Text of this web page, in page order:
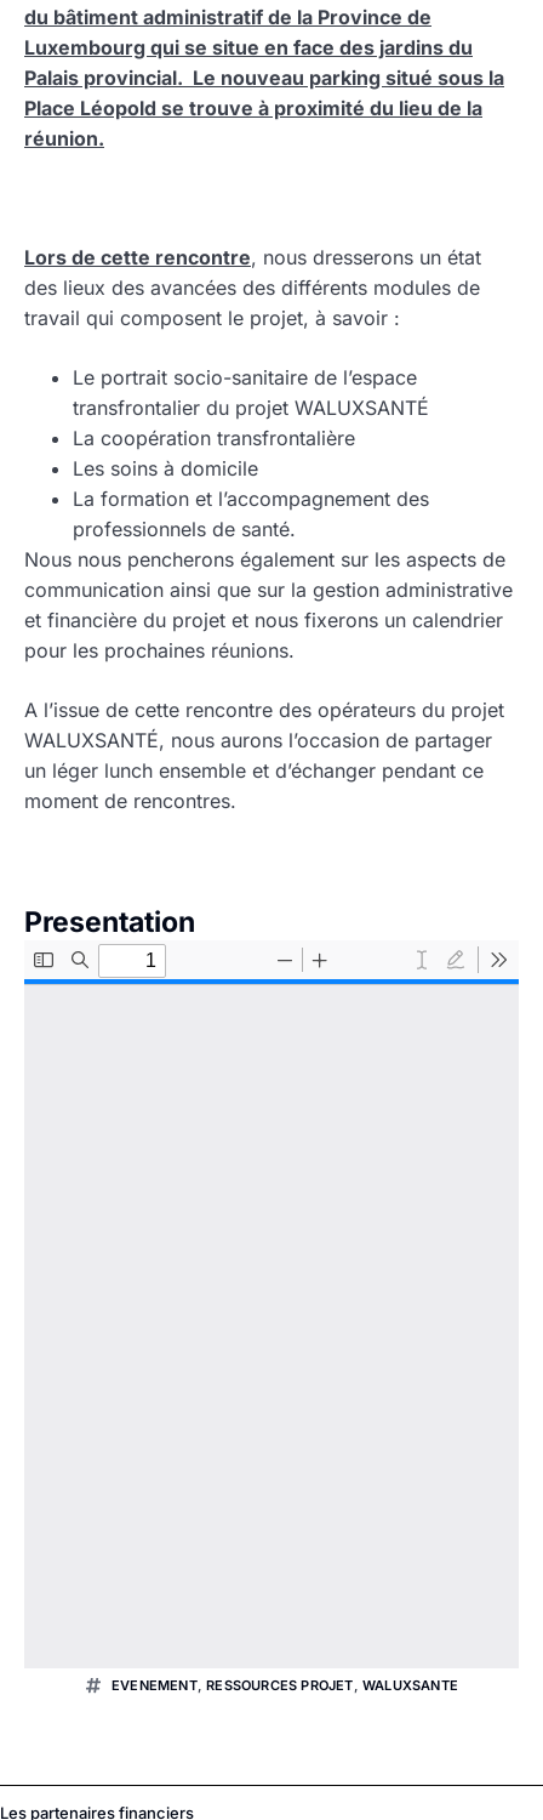
du bâtiment administratif de la Province de
Luxembourg qui se situe en face des jardins du
Palais provincial. Le nouveau parking situé sous la
Place Léopold se trouve à proximité du lieu de la
réunion.
Lors de cette rencontre, nous dresserons un état
des lieux des avancées des différents modules de
travail qui composent le projet, à savoir :
Le portrait socio-sanitaire de l’espace
transfrontalier du projet WALUXSANTÉ
La coopération transfrontalière
Les soins à domicile
La formation et l’accompagnement des
professionnels de santé.
Nous nous pencherons également sur les aspects de
communication ainsi que sur la gestion administrative
et financière du projet et nous fixerons un calendrier
pour les prochaines réunions.
A l’issue de cette rencontre des opérateurs du projet
WALUXSANTÉ, nous aurons l’occasion de partager
un léger lunch ensemble et d’échanger pendant ce
moment de rencontres.
Presentation
EVENEMENT,RESSOURCES PROJET,WALUXSANTE
Les partenaires financiers